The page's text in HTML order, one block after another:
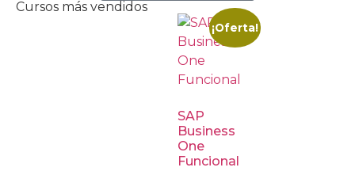
Cursos más vendidos
¡Oferta!
SAP
Business
One
Funcional